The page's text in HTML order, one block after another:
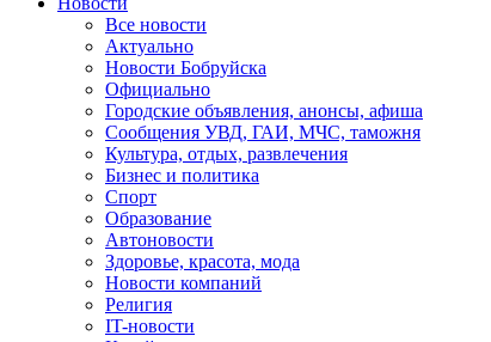
Все новости
Актуально
Новости Бобруйска
Официально
Городские объявления, анонсы, афиша
Сообщения УВД, ГАИ, МЧС, таможня
Культура, отдых, развлечения
Бизнес и политика
Спорт
Образование
Автоновости
Здоровье, красота, мода
Новости компаний
Религия
IT-новости